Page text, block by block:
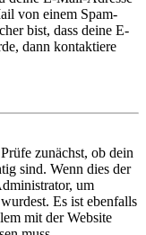
von einem Spam-
bist, dass deine E-
dann kontaktiere
zunächst, ob dein
sind. Wenn dies der
um
Es ist ebenfalls
mit der Website